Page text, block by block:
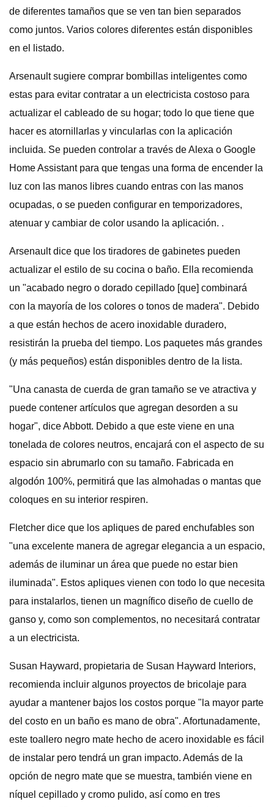
de diferentes tamaños que se ven tan bien separados
como juntos. Varios colores diferentes están disponibles
en el listado.
Arsenault sugiere comprar bombillas inteligentes como
estas para evitar contratar a un electricista costoso para
actualizar el cableado de su hogar; todo lo que tiene que
hacer es atornillarlas y vincularlas con la aplicación
incluida. Se pueden controlar a través de Alexa o Google
Home Assistant para que tengas una forma de encender la
luz con las manos libres cuando entras con las manos
ocupadas, o se pueden configurar en temporizadores,
atenuar y cambiar de color usando la aplicación. .
Arsenault dice que los tiradores de gabinetes pueden
actualizar el estilo de su cocina o baño. Ella recomienda
un "acabado negro o dorado cepillado [que] combinará
con la mayoría de los colores o tonos de madera". Debido
a que están hechos de acero inoxidable duradero,
resistirán la prueba del tiempo. Los paquetes más grandes
(y más pequeños) están disponibles dentro de la lista.
"Una canasta de cuerda de gran tamaño se ve atractiva y
puede contener artículos que agregan desorden a su
hogar", dice Abbott. Debido a que este viene en una
tonelada de colores neutros, encajará con el aspecto de su
espacio sin abrumarlo con su tamaño. Fabricada en
algodón 100%, permitirá que las almohadas o mantas que
coloques en su interior respiren.
Fletcher dice que los apliques de pared enchufables son
"una excelente manera de agregar elegancia a un espacio,
además de iluminar un área que puede no estar bien
iluminada". Estos apliques vienen con todo lo que necesita
para instalarlos, tienen un magnífico diseño de cuello de
ganso y, como son complementos, no necesitará contratar
a un electricista.
Susan Hayward, propietaria de Susan Hayward Interiors,
recomienda incluir algunos proyectos de bricolaje para
ayudar a mantener bajos los costos porque "la mayor parte
del costo en un baño es mano de obra". Afortunadamente,
este toallero negro mate hecho de acero inoxidable es fácil
de instalar pero tendrá un gran impacto. Además de la
opción de negro mate que se muestra, también viene en
níquel cepillado y cromo pulido, así como en tres